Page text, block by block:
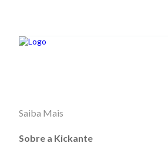
Saiba Mais
Sobre a Kickante